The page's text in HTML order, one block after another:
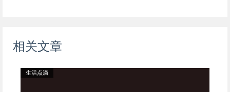
相关文章
生活点滴